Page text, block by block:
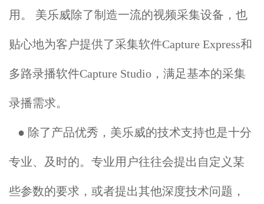
用。 美乐威除了制造一流的视频采集设备，也
贴心地为客户提供了采集软件Capture Express和
多路录播软件Capture Studio，满足基本的采集
录播需求。
● 除了产品优秀，美乐威的技术支持也是十分
专业、及时的。专业用户往往会提出自定义某
些参数的要求，或者提出其他深度技术问题，